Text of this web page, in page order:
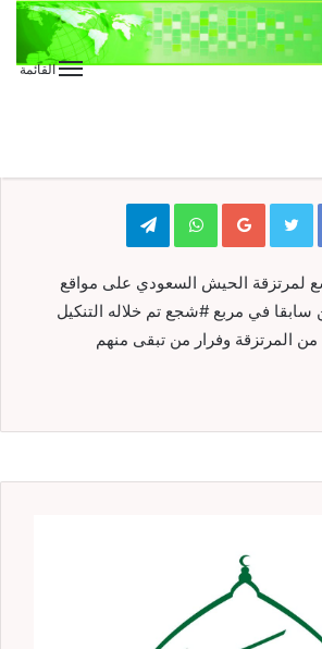
القائمة
Google+
WhatsApp
Telegram
الحيش السعودي على مواقع
سابقا في مربع #شجع تم خلاله التنكيل
المرتزقة وفرار من تبقى منهم